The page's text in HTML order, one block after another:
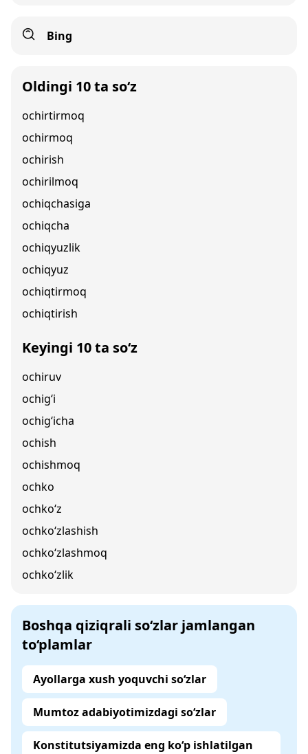
Bing
Oldingi 10 ta so‘z
ochirtirmoq
ochirmoq
ochirish
ochirilmoq
ochiqchasiga
ochiqcha
ochiqyuzlik
ochiqyuz
ochiqtirmoq
ochiqtirish
Keyingi 10 ta so‘z
ochiruv
ochig‘i
ochig‘icha
ochish
ochishmoq
ochko
ochko‘z
ochko‘zlashish
ochko‘zlashmoq
ochko‘zlik
Boshqa qiziqrali so‘zlar jamlangan
to‘plamlar
Ayollarga xush yoquvchi so‘zlar
Mumtoz adabiyotimizdagi so‘zlar
Konstitutsiyamizda eng ko‘p ishlatilgan